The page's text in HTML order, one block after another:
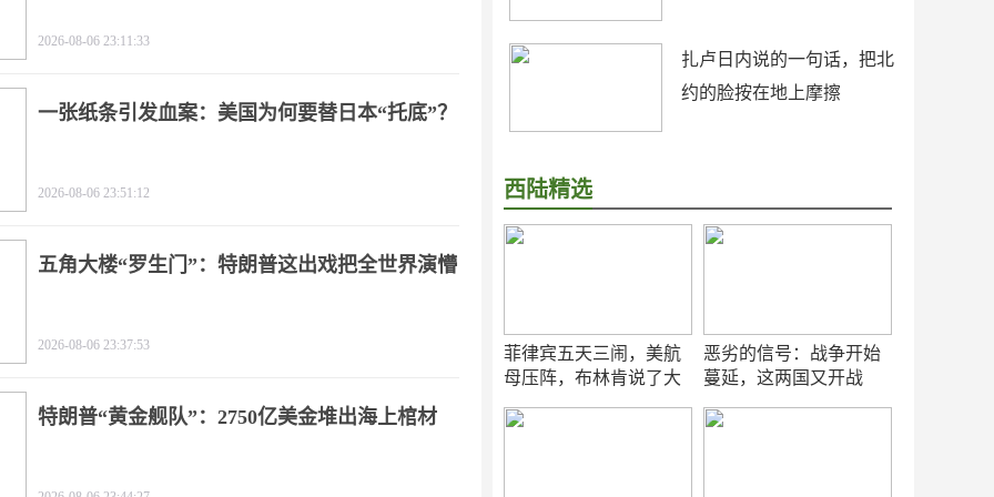
扎卢日内说的一句话，把北
约的脸按在地上摩擦
西陆精选
菲律宾五天三闹，美航
母压阵，布林肯说了大
恶劣的信号：战争开始
蔓延，这两国又开战
2026-08-06 23:11:33
一张纸条引发血案：美国为何要替日本“托底”？
2026-08-06 23:51:12
五角大楼“罗生门”：特朗普这出戏把全世界演懵
2026-08-06 23:37:53
特朗普“黄金舰队”：2750亿美金堆出海上棺材